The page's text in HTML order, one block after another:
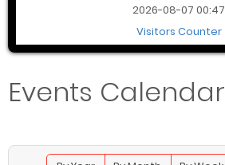
2026-08-07 00:47
Visitors Counter
Events Calendar